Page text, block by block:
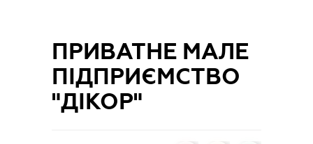
ПРИВАТНЕ МАЛЕ
ПІДПРИЄМСТВО
"ДІКОР"